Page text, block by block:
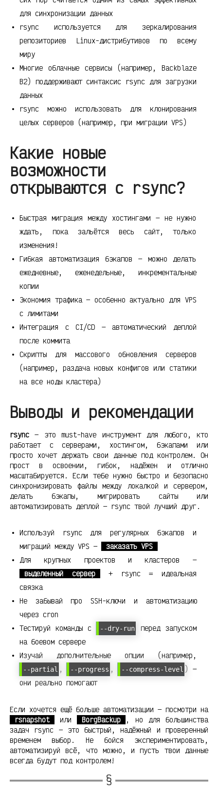
для синхронизации данных
rsync используется для зеркалирования
репозиториев Linux-дистрибутивов по всему
миру
Многие облачные сервисы (например, Backblaze
B2) поддерживают синтаксис rsync для загрузки
данных
rsync можно использовать для клонирования
целых серверов (например, при миграции VPS)
Какие новые
возможности
открываются с rsync?
Быстрая миграция между хостингами — не нужно
ждать, пока зальётся весь сайт, только
изменения!
Гибкая автоматизация бэкапов — можно делать
ежедневные, еженедельные, инкрементальные
копии
Экономия трафика — особенно актуально для VPS
с лимитами
Интеграция с CI/CD — автоматический деплой
после коммита
Скрипты для массового обновления серверов
(например, раздача новых конфигов или статики
на все ноды кластера)
Выводы и рекомендации
rsync — это must-have инструмент для любого, кто
работает с серверами, хостингом, бэкапами или
просто хочет держать свои данные под контролем. Он
прост в освоении, гибок, надёжен и отлично
масштабируется. Если тебе нужно быстро и безопасно
синхронизировать файлы между локалкой и сервером,
делать бэкапы, мигрировать сайты или
автоматизировать деплой — rsync твой лучший друг.
Используй rsync для регулярных бэкапов и
миграций между VPS —
заказать VPS
Для крупных проектов и кластеров —
выделенный сервер
+ rsync = идеальная
связка
Не забывай про SSH-ключи и автоматизацию
через cron
Тестируй команды с
--dry-run
перед запуском
на боевом сервере
Изучай дополнительные опции (например,
--partial , --progress , --compress-level ) —
они реально помогают
Если хочется ещё больше автоматизации — посмотри на
rsnapshot
или BorgBackup
, но для большинства
задач rsync — это быстрый, надёжный и проверенный
временем выбор. Не бойся экспериментировать,
автоматизируй всё, что можно, и пусть твои данные
всегда будут под контролем!